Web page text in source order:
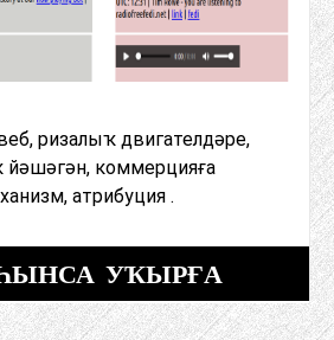
ризалыҡ двигателдәре,
йәшәгән, коммерцияға
атрибуция .
УҠЫРҒА